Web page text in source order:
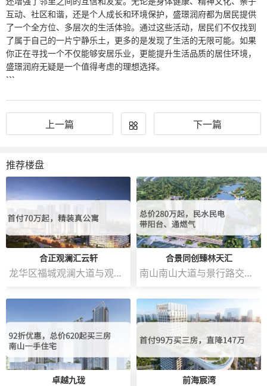
互动、社区和谐，还是个人成长和环境保护，盛璟润府都为居民提供
了一个全方位、多层次的生活体验。通过这些活动，居民们不仅找到
了属于自己的一片宁静乐土，更多的是发现了生活的无限可能。如果
你正在寻找一个不仅能够安居乐业，更能提升生活品质的居住环境，
盛璟润府无疑是一个值得考虑的理想选择。
```
上一篇 下一篇
推荐楼盘
合正观澜汇云轩
龙华区福城观澜大道与观澜人民路交汇处西南侧
合景同创臻林天汇
南山南山大道与景行路交汇处西南侧
卓越九珑 前海宸湾